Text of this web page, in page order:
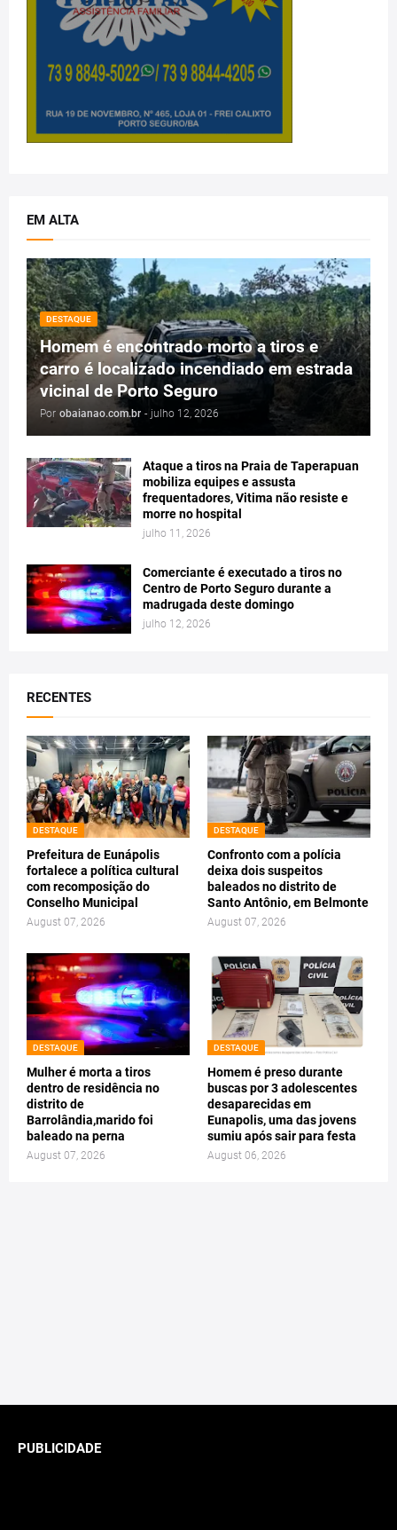
EM ALTA
DESTAQUE
Homem é encontrado morto a tiros e
carro é localizado incendiado em estrada
vicinal de Porto Seguro
Por obaianao.com.br - julho 12, 2026
Ataque a tiros na Praia de Taperapuan
mobiliza equipes e assusta
frequentadores, Vitima não resiste e
morre no hospital
julho 11, 2026
Comerciante é executado a tiros no
Centro de Porto Seguro durante a
madrugada deste domingo
julho 12, 2026
RECENTES
DESTAQUE
Prefeitura de Eunápolis
fortalece a política cultural
com recomposição do
Conselho Municipal
August 07, 2026
DESTAQUE
Confronto com a polícia
deixa dois suspeitos
baleados no distrito de
Santo Antônio, em Belmonte
August 07, 2026
DESTAQUE
Mulher é morta a tiros
dentro de residência no
distrito de
Barrolândia,marido foi
baleado na perna
August 07, 2026
DESTAQUE
Homem é preso durante
buscas por 3 adolescentes
desaparecidas em
Eunapolis, uma das jovens
sumiu após sair para festa
August 06, 2026
PUBLICIDADE